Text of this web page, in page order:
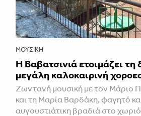
ΜΟΥΣΙΚΉ
Η Βαβατσινιά ετοιμάζει τη
μεγάλη καλοκαιρινή
Ζωντανή μουσική με τον Μάριο
και τη Μαρία Βαρδάκη, φαγητό
αυγουστιάτικη βραδιά στο χωριό